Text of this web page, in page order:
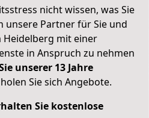
nicht wissen, was Sie
unsere Partner für Sie und
Heidelberg mit einer
in Anspruch zu nehmen
unserer 13 Jahre
Sie sich Angebote.
Sie kostenlose